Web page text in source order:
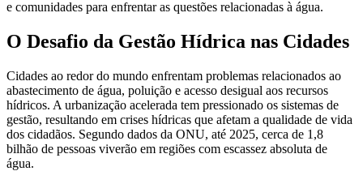
e comunidades para enfrentar as questões relacionadas à água.
O Desafio da Gestão Hídrica nas Cidades
Cidades ao redor do mundo enfrentam problemas relacionados ao
abastecimento de água, poluição e acesso desigual aos recursos
hídricos. A urbanização acelerada tem pressionado os sistemas de
gestão, resultando em crises hídricas que afetam a qualidade de vida
dos cidadãos. Segundo dados da ONU, até 2025, cerca de 1,8
bilhão de pessoas viverão em regiões com escassez absoluta de
água.